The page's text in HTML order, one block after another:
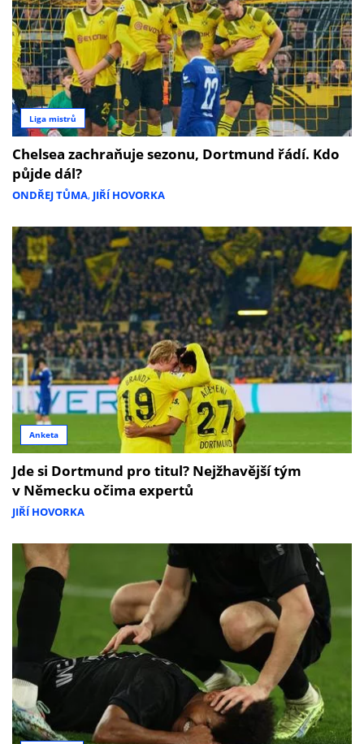
Liga mistrů
Chelsea zachraňuje sezonu, Dortmund řádí. Kdo
půjde dál?
ONDŘEJ TŮMA, JIŘÍ HOVORKA
Anketa
Jde si Dortmund pro titul? Nejžhavější tým
v Německu očima expertů
JIŘÍ HOVORKA